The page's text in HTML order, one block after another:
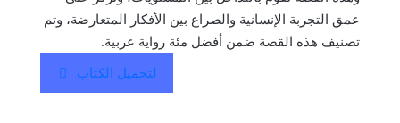
عمق التجربة الإنسانية والصراع بين الأفكار المتعارضة، وتم
تصنيف هذه القصة ضمن أفضل مئة رواية عربية.
لتحميل الكتاب